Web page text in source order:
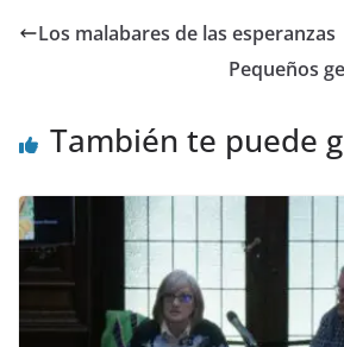
b
k
d l p
ar
r
Los malabares de las esperanzas
Pequeños
También te puede